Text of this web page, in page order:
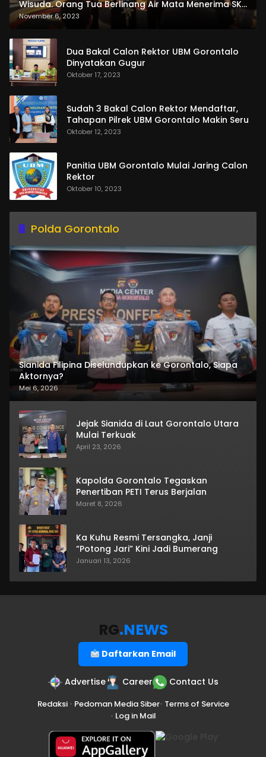
Wisuda. Orang Tua Berlinang Air Mata Menerima SKL
dan Pemasangan Salempang
November 6, 2023
Dua Bakal Calon Rektor UBM Gorontalo
Dinyatakan Gugur
Oktober 17, 2023
Sudah 3 Bakal Calon Rektor Mendaftar,
Tahapan Pilrek UBM Gorontalo Makin Seru
Oktober 12, 2023
Panitia UBM Gorontalo Mulai Jaring Calon
Rektor
Oktober 10, 2023
Polda Gorontalo
Sianida Filipina Diselundupkan ke Gorontalo, Siapa
Aktornya?
Mei 6, 2026
Jejak Sianida di Laut Gorontalo Utara
Mulai Terkuak
April 23, 2026
Kapolda Gorontalo Tegaskan
Penertiban PETI Terus Berjalan
Maret 8, 2026
Ka Kuhu Resmi Tersangka, Janji
“Potong Jari” Kini Jadi Bumerang
Januari 13, 2026
RG.NEWS
Daftarkan Email
Advertise Career Contact Us
Redaksi• Pedoman Media Siber• Terms of Service
• Log in Mail